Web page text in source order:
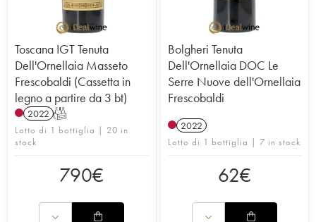
Toscana IGT Tenuta
Dell'Ornellaia Masseto
Frescobaldi (Cassetta in
legno a partire da 3 bt)
2022 T
Lotto di 1 bottiglia | 20 in
stock
790€
Bolgheri Tenuta
Dell'Ornellaia DOC Le
Serre Nuove dell'Ornellaia
Frescobaldi
2022
Lotto di 1 bottiglia | 7 in stock
62€